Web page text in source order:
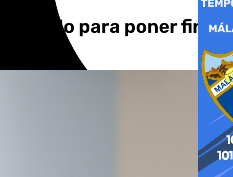
para poner fin a